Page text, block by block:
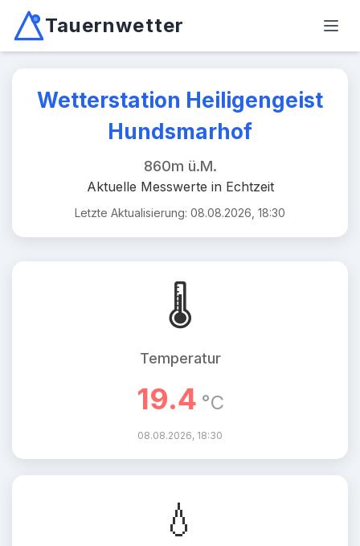
Tauernwetter
Unabhängiger Wetterdienst für Kärnten, Osttirol &
Wetterstation Heiligengeist
Hundsmarhof
860m ü.M.
Aktuelle Messwerte in Echtzeit
Letzte Aktualisierung: 08.08.2026, 18:30
🌡️
Temperatur
19.4 °C
08.08.2026, 18:30
💧